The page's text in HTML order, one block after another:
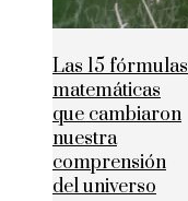
Las 15 fórmulas
matemáticas
que cambiaron
nuestra
comprensión
del universo